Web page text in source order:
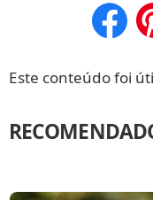
Este conteúdo foi